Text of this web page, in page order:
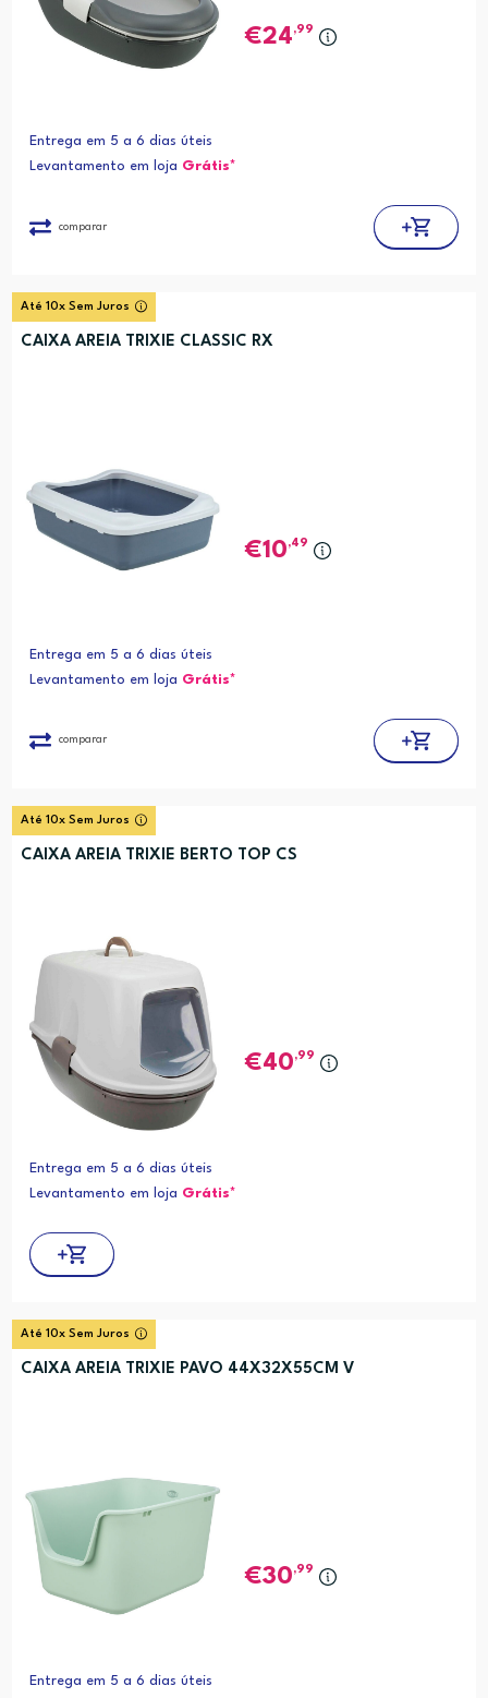
24,99
Entrega em 5 a 6 dias úteis
Levantamento em loja Grátis*
comparar
Até 10x Sem Juros
CAIXA AREIA TRIXIE CLASSIC RX
10,49
Entrega em 5 a 6 dias úteis
Levantamento em loja Grátis*
comparar
Até 10x Sem Juros
CAIXA AREIA TRIXIE BERTO TOP CS
40,99
Entrega em 5 a 6 dias úteis
Levantamento em loja Grátis*
Até 10x Sem Juros
CAIXA AREIA TRIXIE PAVO 44X32X55CM V
30,99
Entrega em 5 a 6 dias úteis